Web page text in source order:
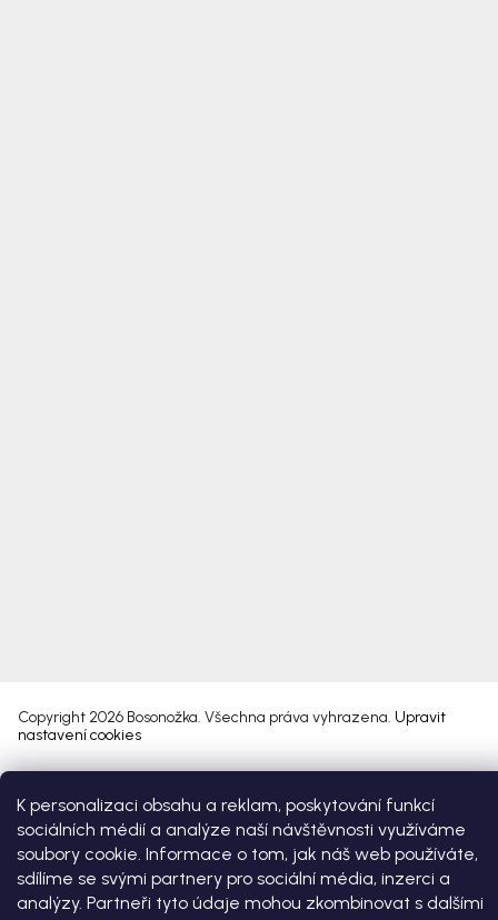
K personalizaci obsahu a reklam, poskytování funkcí
sociálních médií a analýze naší návštěvnosti využíváme
soubory cookie. Informace o tom, jak náš web používáte,
sdílíme se svými partnery pro sociální média, inzerci a
analýzy. Partneři tyto údaje mohou zkombinovat s dalšími
Copyright 2026 Bosonožka. Všechna práva vyhrazena. Upravit
nastavení cookies